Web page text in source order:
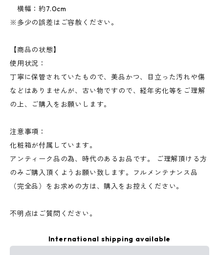
横幅：約7.0cm
※多少の誤差はご容赦ください。
【商品の状態】
使用状況：
丁寧に保管されていたもので、美品かつ、目立った汚れや傷
などはありませんが、古い物ですので、経年劣化等をご理解
の上、ご購入をお願いします。
注意事項：
化粧箱が付属しています。
アンティーク品の為、時代のあるお品です。 ご理解頂ける方
のみご購入頂くようお願い致します。フルメンテナンス品
（完全品）をお求めの方は、購入をお控えください。
不明点はご質問ください。
International shipping available